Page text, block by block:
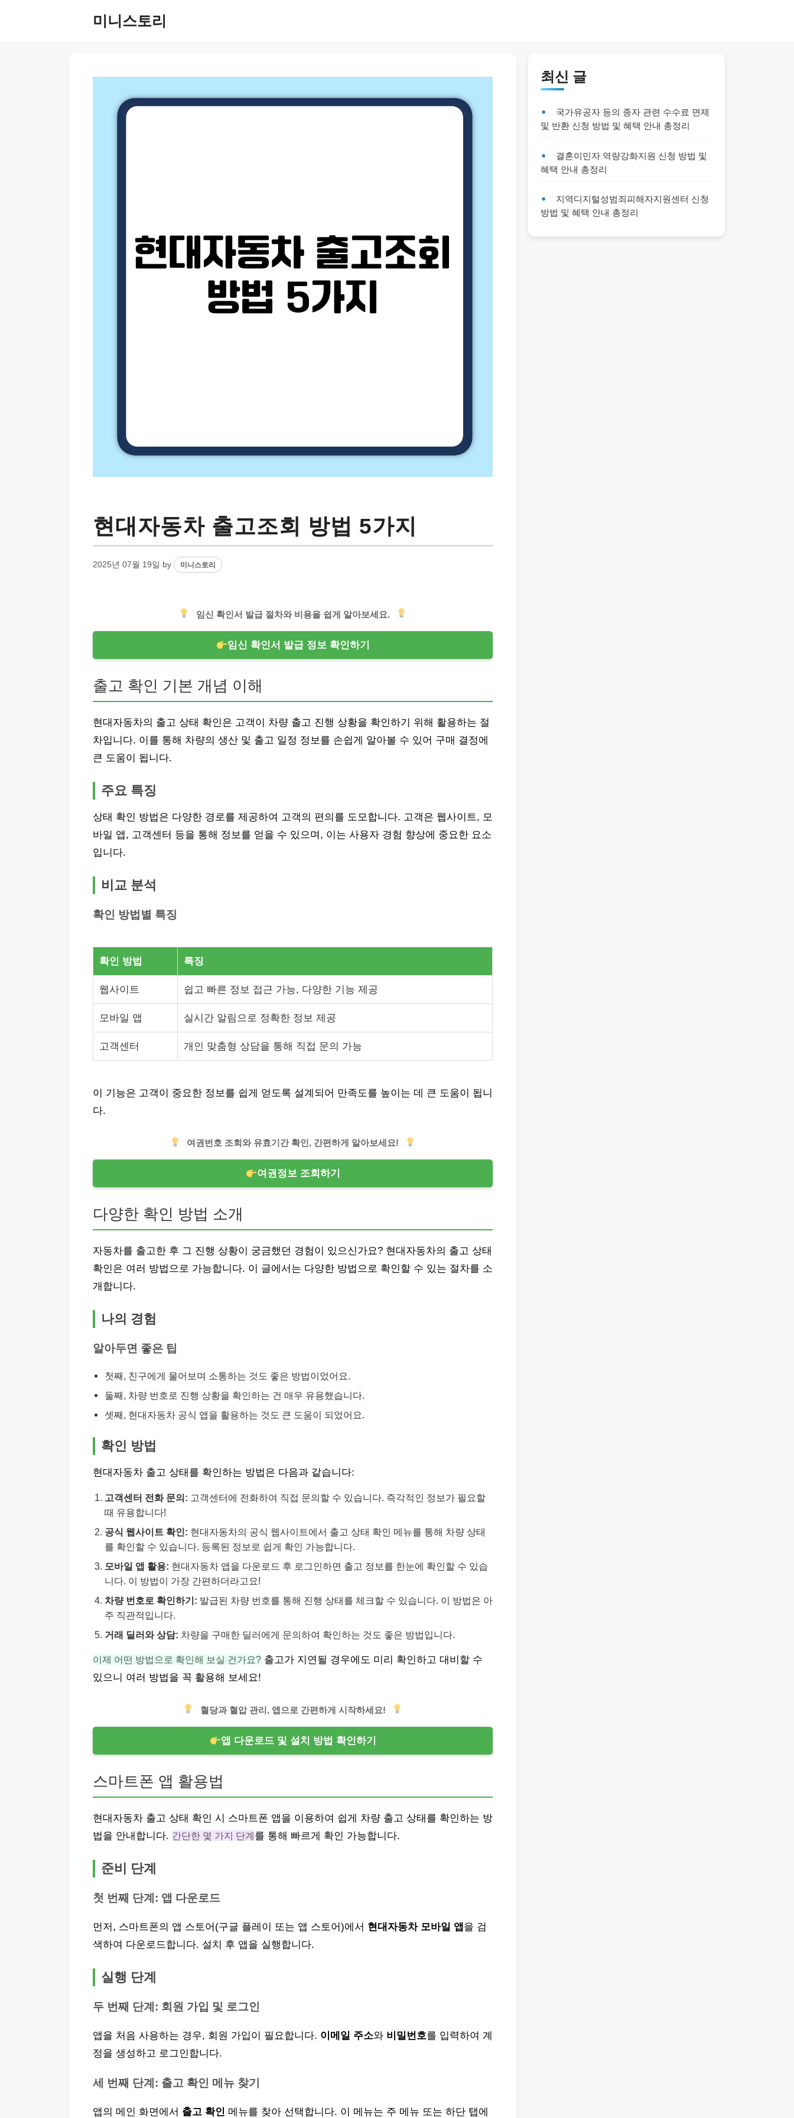
미니스토리
현대자동차 출고조회 방법 5가지
2025년 07월 19일 by 미니스토리
임신 확인서 발급 절차와 비용을 쉽게 알아보세요.
임신 확인서 발급 정보 확인하기
출고 확인 기본 개념 이해
현대자동차의 출고 상태 확인은 고객이 차량 출고 진행 상황을 확인하기 위해 활용하는 절
차입니다. 이를 통해 차량의 생산 및 출고 일정 정보를 손쉽게 알아볼 수 있어 구매 결정에
큰 도움이 됩니다.
주요 특징
상태 확인 방법은 다양한 경로를 제공하여 고객의 편의를 도모합니다. 고객은 웹사이트, 모
바일 앱, 고객센터 등을 통해 정보를 얻을 수 있으며, 이는 사용자 경험 향상에 중요한 요소
입니다.
비교 분석
확인 방법별 특징
확인 방법 특징
웹사이트 쉽고 빠른 정보 접근 가능, 다양한 기능 제공
모바일 앱 실시간 알림으로 정확한 정보 제공
고객센터 개인 맞춤형 상담을 통해 직접 문의 가능
이 기능은 고객이 중요한 정보를 쉽게 얻도록 설계되어 만족도를 높이는 데 큰 도움이 됩니
다.
여권번호 조회와 유효기간 확인, 간편하게 알아보세요!
여권정보 조회하기
다양한 확인 방법 소개
자동차를 출고한 후 그 진행 상황이 궁금했던 경험이 있으신가요? 현대자동차의 출고 상태
확인은 여러 방법으로 가능합니다. 이 글에서는 다양한 방법으로 확인할 수 있는 절차를 소
개합니다.
나의 경험
알아두면 좋은 팁
첫째, 친구에게 물어보며 소통하는 것도 좋은 방법이었어요.
둘째, 차량 번호로 진행 상황을 확인하는 건 매우 유용했습니다.
셋째, 현대자동차 공식 앱을 활용하는 것도 큰 도움이 되었어요.
확인 방법
현대자동차 출고 상태를 확인하는 방법은 다음과 같습니다:
고객센터 전화 문의: 고객센터에 전화하여 직접 문의할 수 있습니다. 즉각적인 정보가 필요할
때 유용합니다!
공식 웹사이트 확인: 현대자동차의 공식 웹사이트에서 출고 상태 확인 메뉴를 통해 차량 상태
를 확인할 수 있습니다. 등록된 정보로 쉽게 확인 가능합니다.
모바일 앱 활용: 현대자동차 앱을 다운로드 후 로그인하면 출고 정보를 한눈에 확인할 수 있습
니다. 이 방법이 가장 간편하더라고요!
차량 번호로 확인하기: 발급된 차량 번호를 통해 진행 상태를 체크할 수 있습니다. 이 방법은 아
주 직관적입니다.
거래 딜러와 상담: 차량을 구매한 딜러에게 문의하여 확인하는 것도 좋은 방법입니다.
이제 어떤 방법으로 확인해 보실 건가요? 출고가 지연될 경우에도 미리 확인하고 대비할 수
있으니 여러 방법을 꼭 활용해 보세요!
혈당과 혈압 관리, 앱으로 간편하게 시작하세요!
앱 다운로드 및 설치 방법 확인하기
스마트폰 앱 활용법
현대자동차 출고 상태 확인 시 스마트폰 앱을 이용하여 쉽게 차량 출고 상태를 확인하는 방
법을 안내합니다. 간단한 몇 가지 단계를 통해 빠르게 확인 가능합니다.
준비 단계
첫 번째 단계: 앱 다운로드
먼저, 스마트폰의 앱 스토어(구글 플레이 또는 앱 스토어)에서 현대자동차 모바일 앱 을 검
색하여 다운로드합니다. 설치 후 앱을 실행합니다.
실행 단계
두 번째 단계: 회원 가입 및 로그인
앱을 처음 사용하는 경우, 회원 가입이 필요합니다. 이메일 주소와 비밀번호를 입력하여 계
정을 생성하고 로그인합니다.
세 번째 단계: 출고 확인 메뉴 찾기
앱의 메인 화면에서 출고 확인 메뉴를 찾아 선택합니다. 이 메뉴는 주 메뉴 또는 하단 탭에
최신 글
국가유공자 등의 종자 관련 수수료 면제
및 반환 신청 방법 및 혜택 안내 총정리
결혼이민자 역량강화지원 신청 방법 및
혜택 안내 총정리
지역디지털성범죄피해자지원센터 신청
방법 및 혜택 안내 총정리